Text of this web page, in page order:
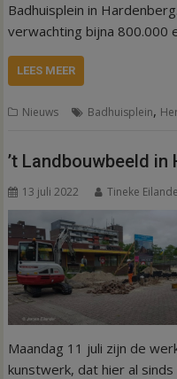
Badhuisplein in
verwachting bijna 800.000
LEES MEER
Nieuws Badhuisplein,
’t Landbouwbeeld
13 juli 2022 Tineke
Maandag 11 juli zijn de
kunstwerk, dat hier al